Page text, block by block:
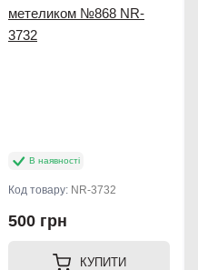
метеликом №868 NR-
3732
В наявності
Код товару: NR-3732
500 грн
КУПИТИ